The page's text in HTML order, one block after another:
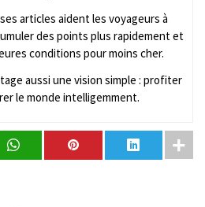
articles aident les voyageurs à
des points plus rapidement et
conditions pour moins cher.
aussi une vision simple : profiter
le monde intelligemment.